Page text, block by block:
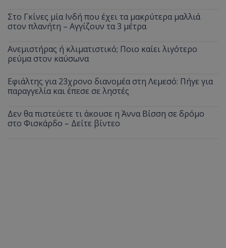
Στο Γκίνες μία Ινδή που έχει τα μακρύτερα μαλλιά
στον πλανήτη – Αγγίζουν τα 3 μέτρα
Ανεμιστήρας ή κλιματιστικό; Ποιο καίει λιγότερο
ρεύμα στον καύσωνα
Εφιάλτης για 23χρονο διανομέα στη Λεμεσό: Πήγε για
παραγγελία και έπεσε σε ληστές
Δεν θα πιστεύετε τι άκουσε η Άννα Βίσση σε δρόμο
στο Φισκάρδο – Δείτε βίντεο